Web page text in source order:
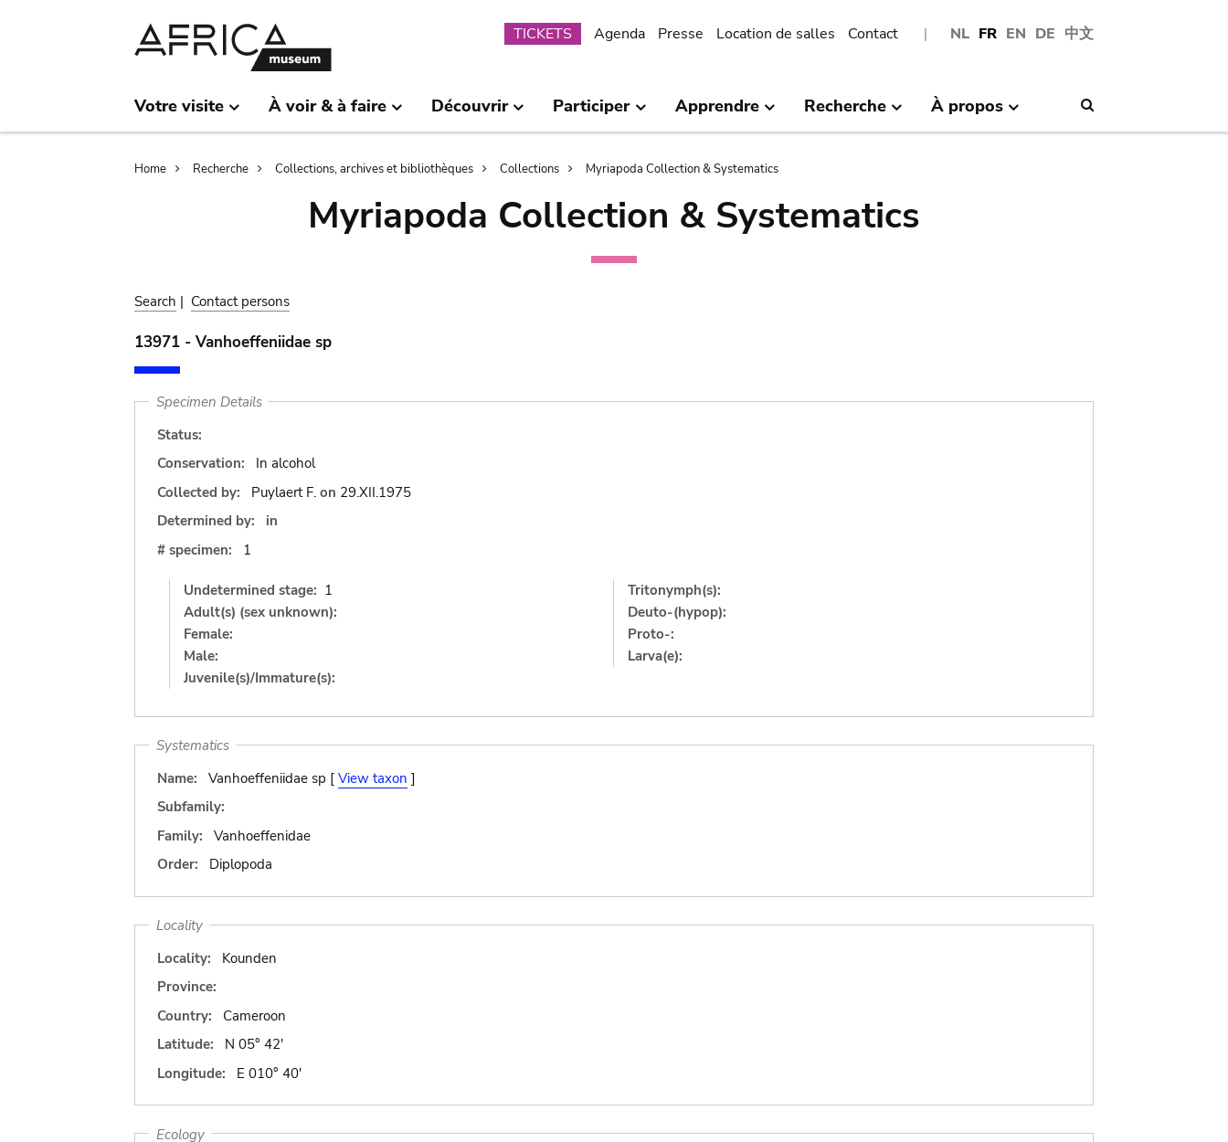
NL FR EN DE 中文
Submenu
TICKETS Agenda Presse Location de salles Contact
Votre visite À voir & à faire Découvrir Participer Apprendre Recherche À propos
Breadcrumb
Home Recherche Collections, archives et bibliothèques Collections Myriapoda Collection & Systematics
Myriapoda Collection & Systematics
Search | Contact persons
13971 - Vanhoeffeniidae sp
Specimen Details
Status:
Conservation:
In alcohol
Collected by:
Puylaert F. on 29.XII.1975
Determined by:
in
# specimen:
1
Undetermined stage: 1
Adult(s) (sex unknown):
Female:
Male:
Juvenile(s)/Immature(s):
Tritonymph(s):
Deuto-(hypop):
Proto-:
Larva(e):
Systematics
Name:
Vanhoeffeniidae sp [ View taxon ]
Subfamily:
Family:
Vanhoeffenidae
Order:
Diplopoda
Locality
Locality:
Kounden
Province:
Country:
Cameroon
Latitude:
N 05° 42'
Longitude:
E 010° 40'
Ecology